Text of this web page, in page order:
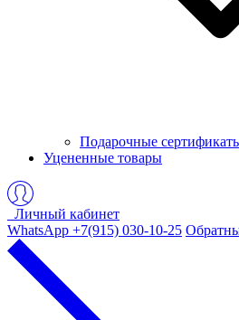
Подарочные
Уцененные товары
Личный кабинет
WhatsApp +7(915) 030-10-25